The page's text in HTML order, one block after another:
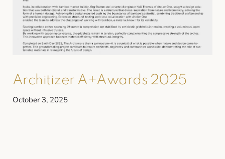
Architizer A+Awards 2025
October 3, 2025